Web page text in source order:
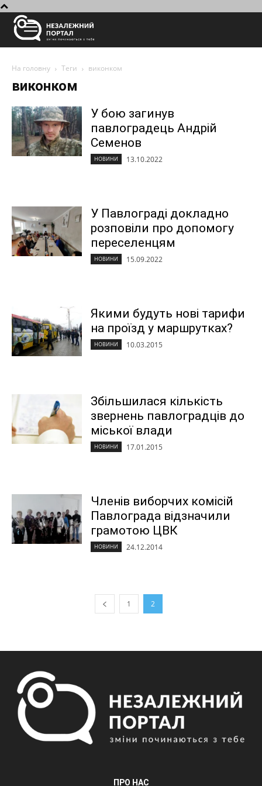
На головну Теги виконком
виконком
У бою загинув
павлоградець Андрій
Семенов
НОВИНИ 13.10.2022
У Павлограді докладно
розповіли про допомогу
переселенцям
НОВИНИ 15.09.2022
Якими будуть нові тарифи
на проїзд у маршрутках?
НОВИНИ 10.03.2015
Збільшилася кількість
звернень павлоградців до
міської влади
НОВИНИ 17.01.2015
Членів виборчих комісій
Павлограда відзначили
грамотою ЦВК
НОВИНИ 24.12.2014
1 2
ПРО НАС